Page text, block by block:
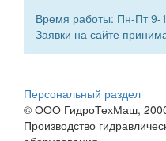
Время работы: Пн-Пт 9-
Заявки на сайте
Персональный раздел
© ООО ГидроТехМаш,
Производство